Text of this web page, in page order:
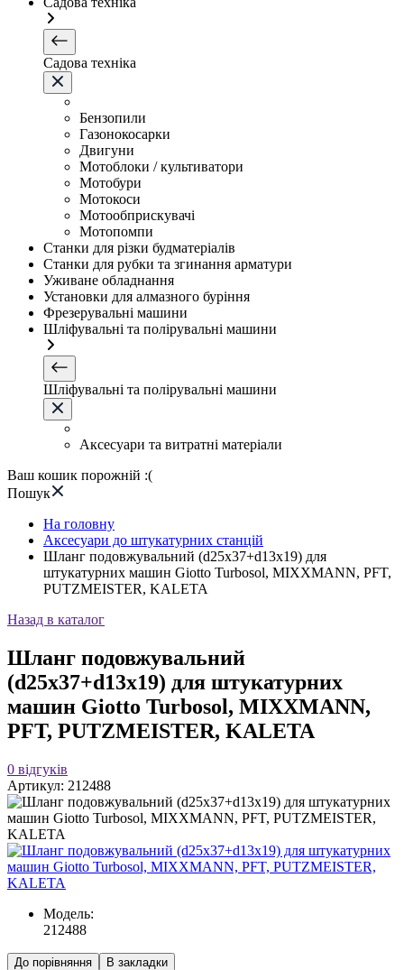
Садова техніка
Бензопили
Газонокосарки
Двигуни
Мотоблоки / культиватори
Мотобури
Мотокоси
Мотообприскувачі
Мотопомпи
Станки для різки будматеріалів
Станки для рубки та згинання арматури
Уживане обладнання
Установки для алмазного буріння
Фрезерувальні машини
Шліфувальні та полірувальні машини
Шліфувальні та полірувальні машини
Аксесуари та витратні матеріали
Ваш кошик порожній :(
Пошук
На головну
Аксесуари до штукатурних станцій
Шланг подовжувальний (d25x37+d13x19) для
штукатурних машин Giotto Turbosol, MIXXMANN, PFT,
PUTZMEISTER, KALETA
Назад в каталог
Шланг подовжувальний
(d25x37+d13x19) для штукатурних
машин Giotto Turbosol, MIXXMANN,
PFT, PUTZMEISTER, KALETA
0 відгуків
Артикул: 212488
Модель:
212488
До порівняння В закладки